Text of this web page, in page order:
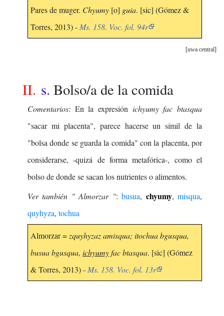
Pares de muger. Chyumy [o] guia. [sic] (Gómez &
Torres, 2013) - Ms. 158. Voc. fol. 94r
uwa central
II. s. Bolso/a de la comida
Comentarios: En la expresión ichyumy fac btasqua
"sacar mi placenta", parece hacerse un símil de la
"bolsa donde se guarda la comida" con la placenta, por
considerarse, -quizá de forma metafórica-, como el
bolso de donde se sacan los nutrientes o alimentos.
Ver también " Almorzar ":busua, chyumy,misqua,
quyhyza, tochua
Almorzar = zquyhyzaz amisqua; itochua bgusqua,
busua bgusqua, ichyumyfac btasqua. [sic] (Gómez
& Torres, 2013) - Ms. 158. Voc. fol. 13r